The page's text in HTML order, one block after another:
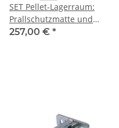
SET Pellet-Lagerraum:
Prallschutzmatte und
Befüllset
257,00 € *